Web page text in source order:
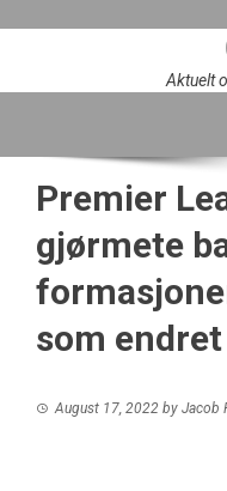
Aktuelt
Premier
gjørmete
som
August 17, 2022 by Jacob